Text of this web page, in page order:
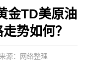
金TD美原油
势如何？
来源：网络整理